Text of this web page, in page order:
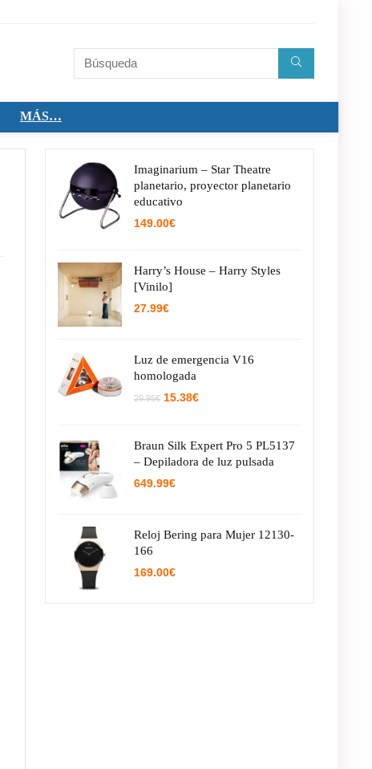
MÁS…
Imaginarium – Star Theatre
planetario, proyector planetario
educativo
149.00€
Harry’s House – Harry Styles
[Vinilo]
27.99€
Luz de emergencia V16
homologada
29.95€ El
29.95€.
15.38€El
15.38€.
Braun Silk Expert Pro 5 PL5137
– Depiladora de luz pulsada
649.99€
Reloj Bering para Mujer 12130-
166
169.00€